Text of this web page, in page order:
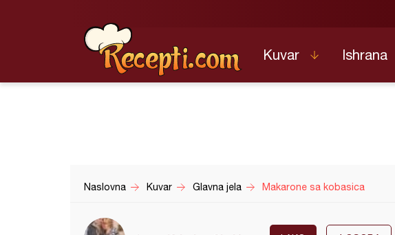
Kuvar Ishrana
Naslovna Kuvar Glavna jela Makarone sa kobasica